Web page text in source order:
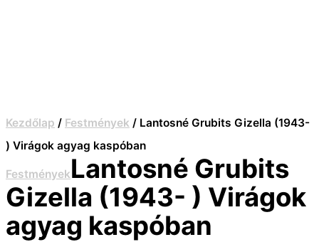
Kezdőlap / Festmények / Lantosné Grubits Gizella (1943-
) Virágok agyag kaspóban
FestményekLantosné Grubits
Gizella (1943- ) Virágok
agyag kaspóban